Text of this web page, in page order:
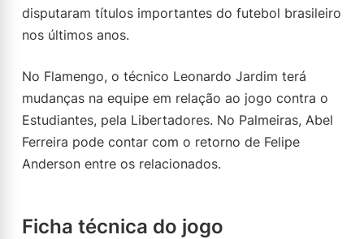
disputaram títulos importantes do futebol brasileiro
nos últimos anos.
No Flamengo, o técnico Leonardo Jardim terá
mudanças na equipe em relação ao jogo contra o
Estudiantes, pela Libertadores. No Palmeiras, Abel
Ferreira pode contar com o retorno de Felipe
Anderson entre os relacionados.
Ficha técnica do jogo